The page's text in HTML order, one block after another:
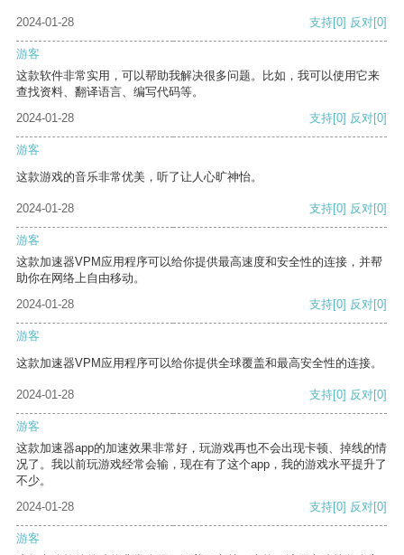
2024-01-28 支持[0] 反对[0]
游客
这款软件非常实用，可以帮助我解决很多问题。比如，我可以使用它来
查找资料、翻译语言、编写代码等。
2024-01-28
支持[0] 反对[0]
游客
这款游戏的音乐非常优美，听了让人心旷神怡。
2024-01-28 支持[0] 反对[0]
游客
这款加速器VPM应用程序可以给你提供最高速度和安全性的连接，并帮
助你在网络上自由移动。
2024-01-28
支持[0] 反对[0]
游客
这款加速器VPM应用程序可以给你提供全球覆盖和最高安全性的连接。
2024-01-28 支持[0] 反对[0]
游客
这款加速器app的加速效果非常好，玩游戏再也不会出现卡顿、掉线的情
况了。我以前玩游戏经常会输，现在有了这个app，我的游戏水平提升了
不少。
2024-01-28
支持[0] 反对[0]
游客